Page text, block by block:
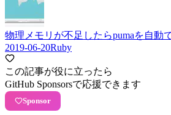
物理メモリが不足したらpumaを自動
2019-06-20Ruby
この記事が役に立ったら
GitHub Sponsorsで応援できます
Sponsor